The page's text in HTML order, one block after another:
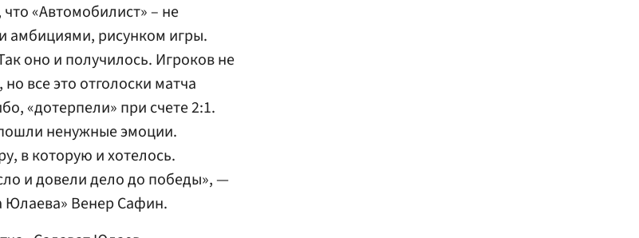
«Автомобилист» – не
амбициями, рисунком игры.
оно и получилось. Игроков не
все это отголоски матча
«дотерпели» при счете 2:1.
ненужные эмоции.
в которую и хотелось.
и довели дело до победы», —
Юлаева» Венер Сафин.